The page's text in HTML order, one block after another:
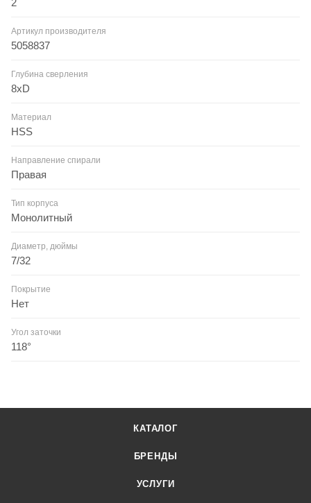
2
Артикул производителя
5058837
Глубина сверления
8xD
Материал
HSS
Направление спирали
Правая
Тип корпуса
Монолитный
Диаметр, дюймы
7/32
Покрытие
Нет
Угол заточки
118°
КАТАЛОГ
БРЕНДЫ
УСЛУГИ